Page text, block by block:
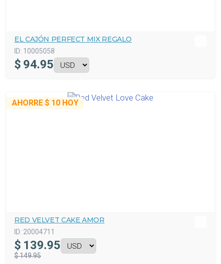
EL CAJÓN PERFECT MIX REGALO
ID: 10005058
$ 94.95
AHORRE $ 10 HOY
RED VELVET CAKE AMOR
ID: 20004711
$ 139.95
$ 149.95